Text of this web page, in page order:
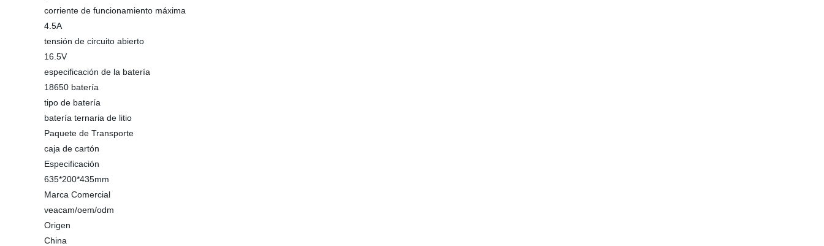
corriente de funcionamiento máxima
4.5A
tensión de circuito abierto
16.5V
especificación de la batería
18650 batería
tipo de batería
batería ternaria de litio
Paquete de Transporte
caja de cartón
Especificación
635*200*435mm
Marca Comercial
veacam/oem/odm
Origen
China